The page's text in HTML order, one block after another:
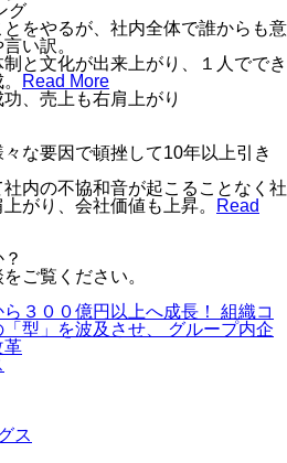
グ
をやるが、社内全体で誰からも意
い訳。
と文化が出来上がり、１人ででき
Read More
、売上も右肩上がり
な要因で頓挫して10年以上引き
内の不協和音が起こることなく社
がり、会社価値も上昇。
Read
ご覧ください。
３００億円以上へ成長！ 組織コ
型」を波及させ、 グループ内企
革
ス